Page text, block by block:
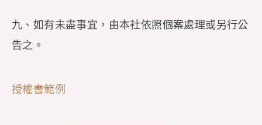
九、如有未盡事宜，由本社依照個案處理或另行公
告之。
授權書範例